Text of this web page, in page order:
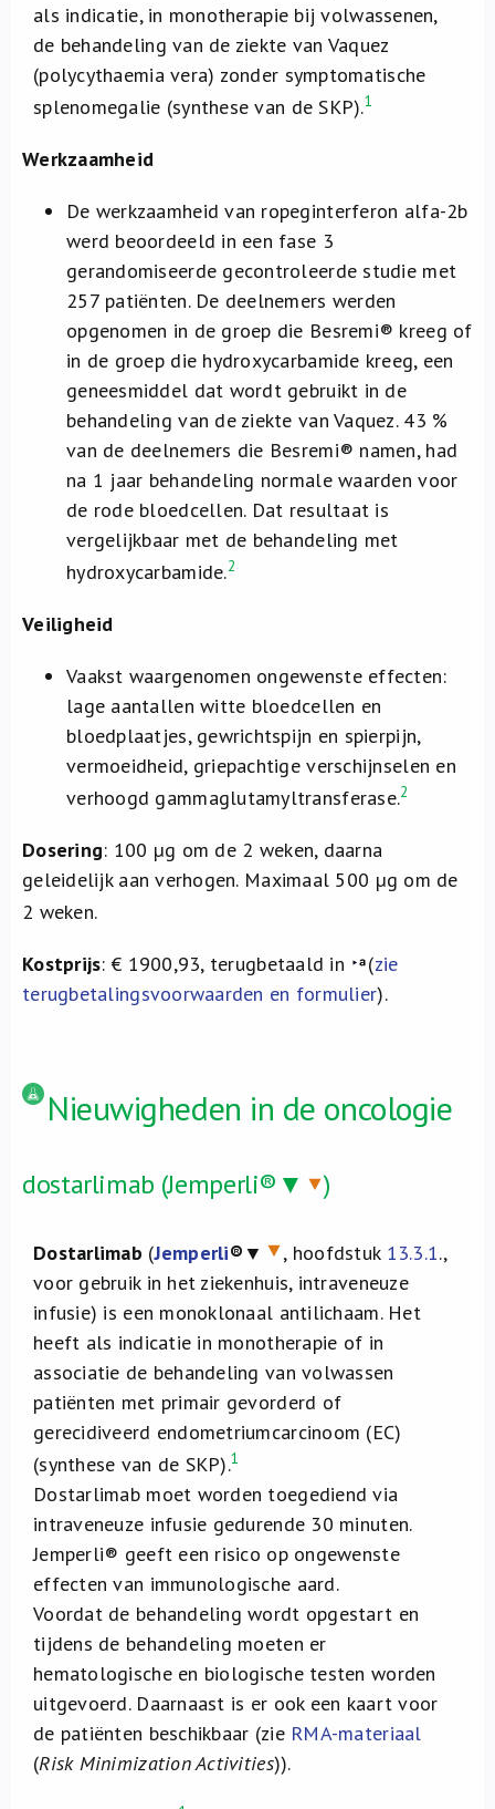
als indicatie, in monotherapie bij volwassenen,
de behandeling van de ziekte van Vaquez
(polycythaemia vera) zonder symptomatische
splenomegalie (synthese van de SKP).1
Werkzaamheid
De werkzaamheid van ropeginterferon alfa-2b
werd beoordeeld in een fase 3
gerandomiseerde gecontroleerde studie met
257 patiënten. De deelnemers werden
opgenomen in de groep die Besremi® kreeg of
in de groep die hydroxycarbamide kreeg, een
geneesmiddel dat wordt gebruikt in de
behandeling van de ziekte van Vaquez. 43 %
van de deelnemers die Besremi® namen, had
na 1 jaar behandeling normale waarden voor
de rode bloedcellen. Dat resultaat is
vergelijkbaar met de behandeling met
hydroxycarbamide.2
Veiligheid
Vaakst waargenomen ongewenste effecten:
lage aantallen witte bloedcellen en
bloedplaatjes, gewrichtspijn en spierpijn,
vermoeidheid, griepachtige verschijnselen en
verhoogd gammaglutamyltransferase.2
Dosering: 100 µg om de 2 weken, daarna
geleidelijk aan verhogen. Maximaal 500 µg om de
2 weken.
Kostprijs: € 1900,93, terugbetaald in (zie
terugbetalingsvoorwaarden en formulier).
Nieuwigheden in de oncologie
dostarlimab (Jemperli®▼ )
Dostarlimab (Jemperli®▼ , hoofdstuk 13.3.1.,
voor gebruik in het ziekenhuis, intraveneuze
infusie) is een monoklonaal antilichaam. Het
heeft als indicatie in monotherapie of in
associatie de behandeling van volwassen
patiënten met primair gevorderd of
gerecidiveerd endometriumcarcinoom (EC)
(synthese van de SKP).1
Dostarlimab moet worden toegediend via
intraveneuze infusie gedurende 30 minuten.
Jemperli® geeft een risico op ongewenste
effecten van immunologische aard.
Voordat de behandeling wordt opgestart en
tijdens de behandeling moeten er
hematologische en biologische testen worden
uitgevoerd. Daarnaast is er ook een kaart voor
de patiënten beschikbaar (zie RMA-materiaal
(Risk Minimization Activities)).